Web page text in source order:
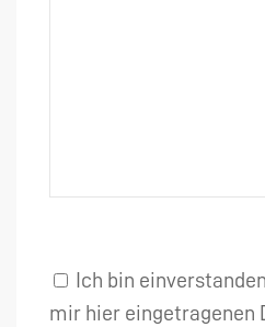
Ich bin
mir hier eingetragenen